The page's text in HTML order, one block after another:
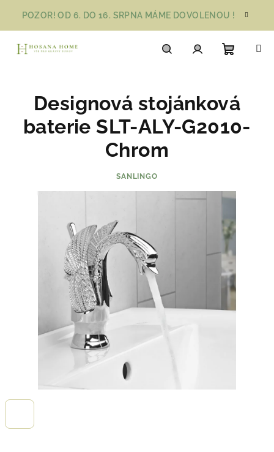
obsah
POZOR! OD 6. DO 16. SRPNA MÁME DOVOLENOU !
košík
Designová stojánková
baterie SLT-ALY-G2010-
Chrom
SANLINGO